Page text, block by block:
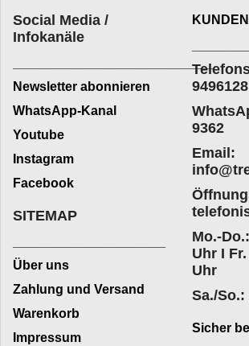
Social Media /
Infokanäle
_________________________
Newsletter abonnieren
WhatsApp-Kanal
Youtube
Instagram
Facebook
9496128
9362
Email:
Mo.-
Uhr I
Uhr
Sa./
SITEMAP
Über uns
Zahlung und Versand
Warenkorb
Impressum
Sicher